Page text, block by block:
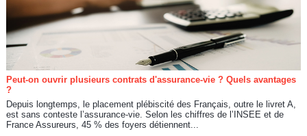
Peut-on ouvrir plusieurs contrats d'assurance-vie ? Quels avantages
?
Depuis longtemps, le placement plébiscité des Français, outre le livret A,
est sans conteste l’assurance-vie. Selon les chiffres de l’INSEE et de
France Assureurs, 45 % des foyers détiennent...